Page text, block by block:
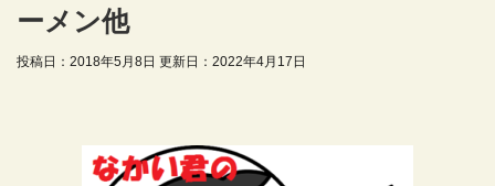
ーメン他
投稿日：2018年5月8日 更新日： 2022年4月17日